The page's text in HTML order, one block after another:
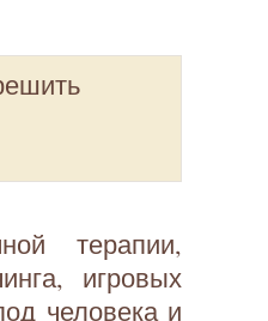
терапии,
игровых
человека и